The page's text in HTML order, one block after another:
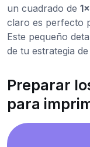
un cuadrado de
claro es perfecto
Este pequeño
de tu estrategia
Preparar
para